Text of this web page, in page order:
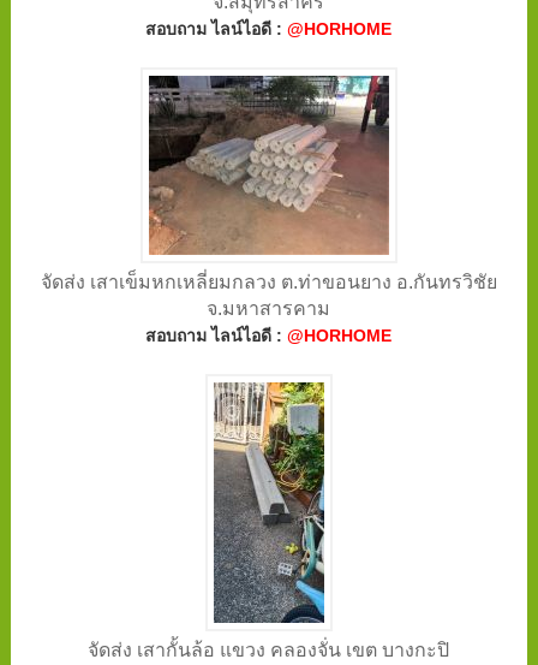
สอบถาม ไลน์ไอดี :@HORHOME
จัดส่ง เสาเข็มหกเหลี่ยมกลวง ต.ท่าขอนยาง อ.กันทรวิชัย
จ.มหาสารคาม
สอบถาม ไลน์ไอดี :@HORHOME
จัดส่ง เสากั้นล้อ แขวง คลองจั่น เขต บางกะปิ